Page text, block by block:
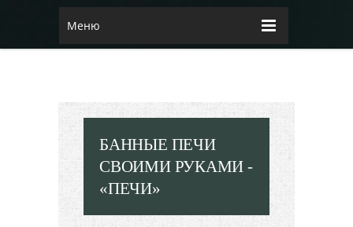
Меню
БАННЫЕ ПЕЧИ
СВОИМИ РУКАМИ -
«ПЕЧИ»